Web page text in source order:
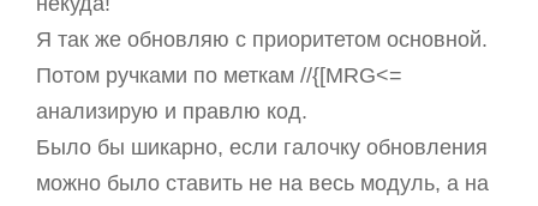
Я так же обновляю с приоритетом основной.
Потом ручками по меткам //{[MRG<=
анализирую и правлю код.
Было бы шикарно, если галочку обновления
можно было ставить не на весь модуль, а на